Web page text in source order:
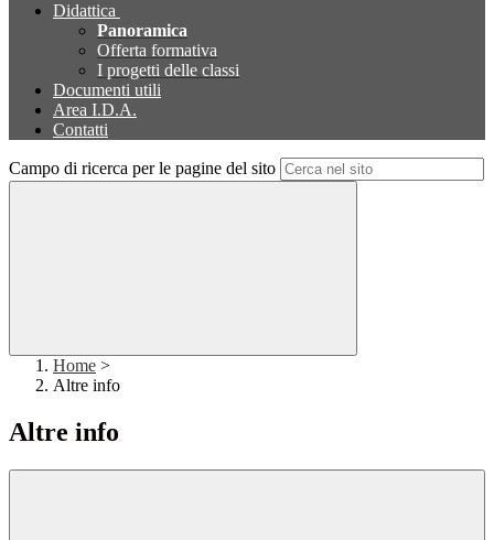
Didattica
Panoramica
Offerta formativa
I progetti delle classi
Documenti utili
Area I.D.A.
Contatti
Campo di ricerca per le pagine del sito
Home >
Altre info
Altre info